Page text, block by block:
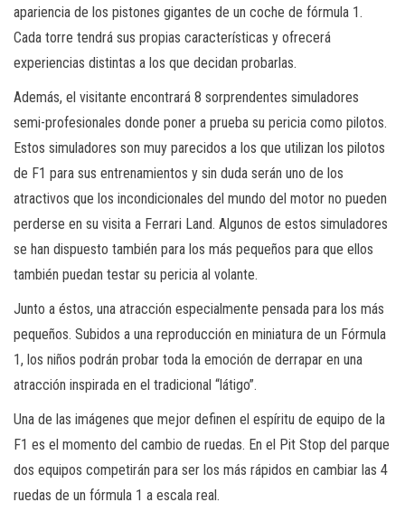
apariencia de los pistones gigantes de un coche de fórmula 1.
Cada torre tendrá sus propias características y ofrecerá
experiencias distintas a los que decidan probarlas.
Además, el visitante encontrará 8 sorprendentes simuladores
semi-profesionales donde poner a prueba su pericia como pilotos.
Estos simuladores son muy parecidos a los que utilizan los pilotos
de F1 para sus entrenamientos y sin duda serán uno de los
atractivos que los incondicionales del mundo del motor no pueden
perderse en su visita a Ferrari Land. Algunos de estos simuladores
se han dispuesto también para los más pequeños para que ellos
también puedan testar su pericia al volante.
Junto a éstos, una atracción especialmente pensada para los más
pequeños. Subidos a una reproducción en miniatura de un Fórmula
1, los niños podrán probar toda la emoción de derrapar en una
atracción inspirada en el tradicional “látigo”.
Una de las imágenes que mejor definen el espíritu de equipo de la
F1 es el momento del cambio de ruedas. En el Pit Stop del parque
dos equipos competirán para ser los más rápidos en cambiar las 4
ruedas de un fórmula 1 a escala real.